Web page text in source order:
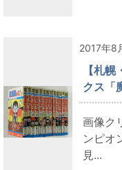
2017年8
【札
クス「
画像ク
ンピオ
見...